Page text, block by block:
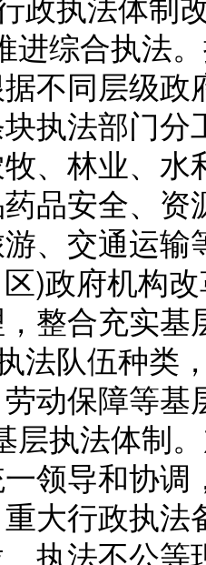
综合执法。
不同层级
执法部门
、林业、
品安全、
、交通运
)政府机构
整合充实
法队伍种类
动保障等基
执法体制。
领导和协
大行政执
执法不公